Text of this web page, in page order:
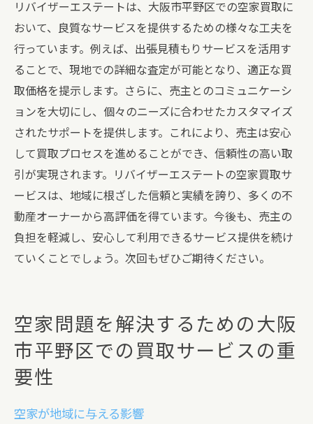
リバイザーエステートは、大阪市平野区での空家買取に
おいて、良質なサービスを提供するための様々な工夫を
行っています。例えば、出張見積もりサービスを活用す
ることで、現地での詳細な査定が可能となり、適正な買
取価格を提示します。さらに、売主とのコミュニケーシ
ョンを大切にし、個々のニーズに合わせたカスタマイズ
されたサポートを提供します。これにより、売主は安心
して買取プロセスを進めることができ、信頼性の高い取
引が実現されます。リバイザーエステートの空家買取サ
ービスは、地域に根ざした信頼と実績を誇り、多くの不
動産オーナーから高評価を得ています。今後も、売主の
負担を軽減し、安心して利用できるサービス提供を続け
ていくことでしょう。次回もぜひご期待ください。
空家問題を解決するための大阪
市平野区での買取サービスの重
要性
空家が地域に与える影響